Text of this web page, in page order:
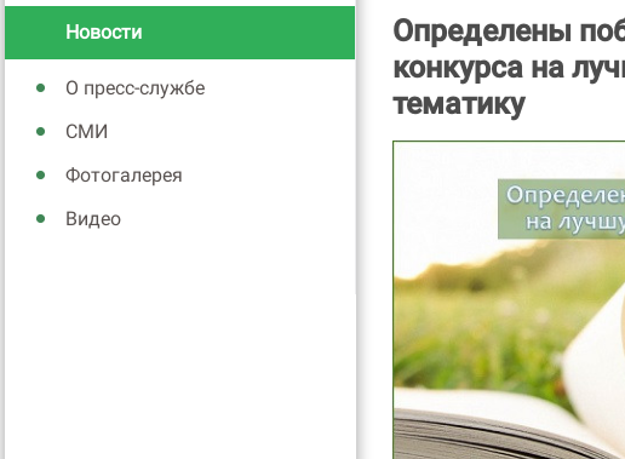
Новости
О пресс-службе
СМИ
Фотогалерея
Видео
Определены
конкурса на
тематику